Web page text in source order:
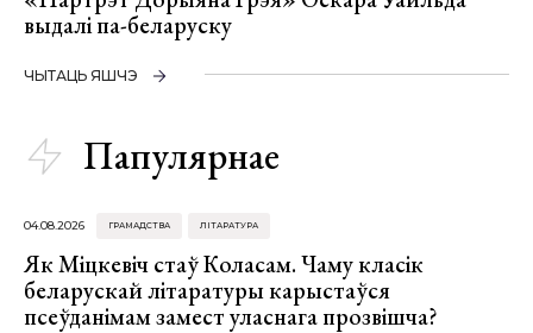
выдалі па-беларуску
ЧЫТАЦЬ ЯШЧЭ
Папулярнае
04.08.2026 ГРАМАДСТВА ЛІТАРАТУРА
Як Міцкевіч стаў Коласам. Чаму класік
беларускай літаратуры карыстаўся
псеўданімам замест уласнага прозвішча?